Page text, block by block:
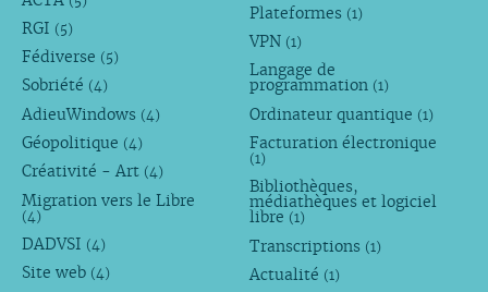
RGI (5)
Fédiverse (5)
Sobriété (4)
AdieuWindows (4)
Géopolitique (4)
Créativité - Art (4)
Migration vers le Libre
(4)
DADVSI (4)
Site web (4)
Plateformes (1)
VPN (1)
Langage de
programmation (1)
Ordinateur quantique (1)
Facturation électronique
(1)
Bibliothèques,
médiathèques et logiciel
libre (1)
Transcriptions (1)
Actualité (1)